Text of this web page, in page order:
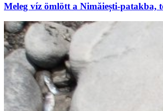
Meleg víz ömlött a Nimăiești-patakba,